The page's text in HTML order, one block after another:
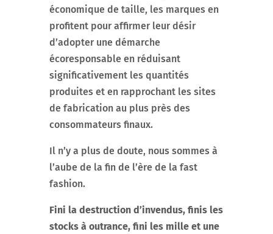
économique de taille, les marques en
profitent pour affirmer leur désir
d’adopter une démarche
écoresponsable en réduisant
significativement les quantités
produites et en rapprochant les sites
de fabrication au plus près des
consommateurs finaux.
Il n’y a plus de doute, nous sommes à
l’aube de la fin de l’ère de la fast
fashion.
Fini la destruction d’invendus, finis les
stocks à outrance, fini les mille et une